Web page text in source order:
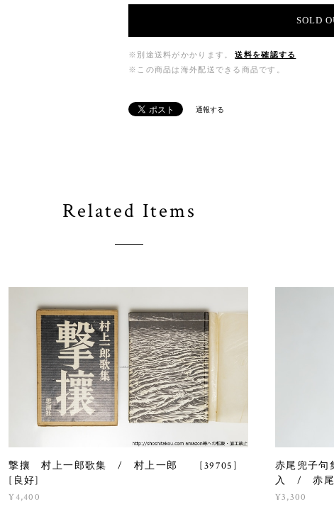
SOLD
※別途送料がかかります。
送料を確認する
※この商品は海外配送できる商品です。
通報する
Related Items
撃攘 村上一郎歌集 / 村上一郎 [39705]
[良好]
¥4,400
赤尾兜子
入 / 赤尾
¥3,300